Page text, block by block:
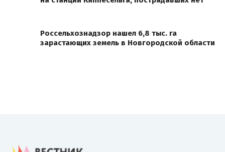
Россельхознадзор нашел 6,8 тыс. га
зарастающих земель в Новгородской области